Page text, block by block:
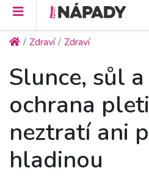
Zdraví Zdraví
Slunce, sůl
ochrana
neztratí ani
hladinou